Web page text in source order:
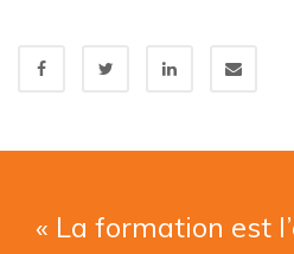
« La formation est